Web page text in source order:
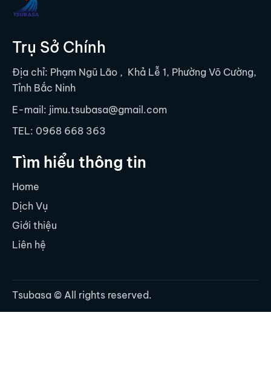
Trụ Sở Chính
Địa chỉ: Phạm Ngũ Lão , Khả Lễ 1, Phường Võ Cường,
Tỉnh Bắc Ninh
E-mail: jimu.tsubasa@gmail.com
TEL: 0968 668 363
Tìm hiểu thông tin
Home
Dịch Vụ
Giới thiệu
Liên hệ
Tsubasa © All rights reserved.